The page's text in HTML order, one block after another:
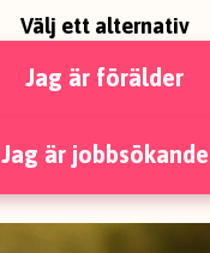
Välj ett alternativ
Jag är förälder
Jag är jobbsökande